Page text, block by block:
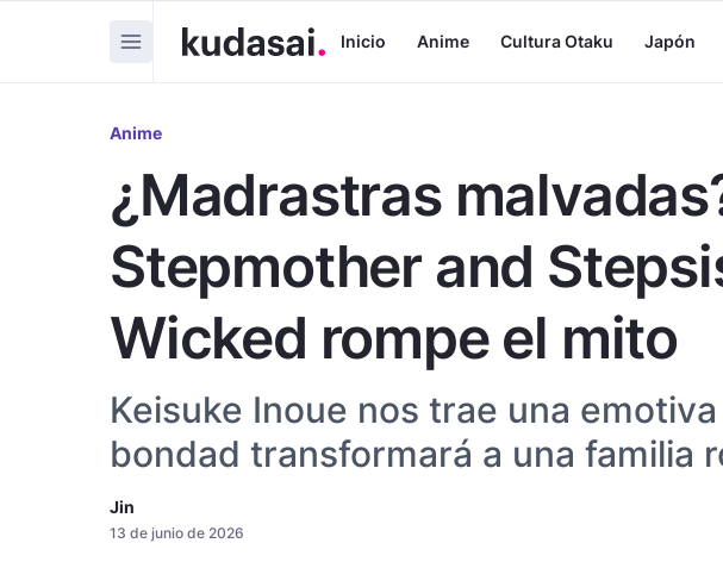
Inicio Anime Cultura Otaku Japón
Anime
¿Madrastras
Stepmother and
Wicked rompe el mito
Keisuke Inoue nos trae una
bondad transformará a una familia
Jin
13 de junio de 2026